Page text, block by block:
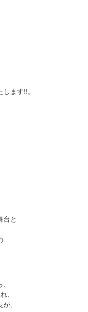
ます!!。
台と
、
、